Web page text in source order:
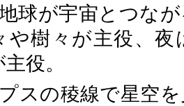
球が宇宙とつな
や樹々が主役、夜
役。
スの稜線で星空